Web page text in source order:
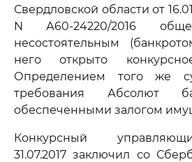
Свердловской области от
N А60-24220/2016
несостоятельным
него открыто
Определением того же
требования Абсолют
обеспеченными залогом
Конкурсный
31.07.2017 заключил со